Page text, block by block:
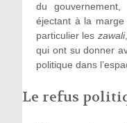
du
éjectant à la
particulier les zawali
qui ont su donner
politique dans
Le refus